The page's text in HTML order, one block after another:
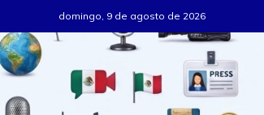
al
contenido
domingo, 9 de agosto de 2026